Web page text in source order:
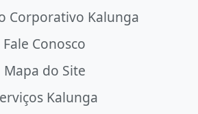
Corporativo Kalunga
Fale Conosco
Mapa do Site
Kalunga